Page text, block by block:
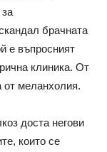
брачната
е въпросният
клиника. От
от меланхолия.
доста негови
които се